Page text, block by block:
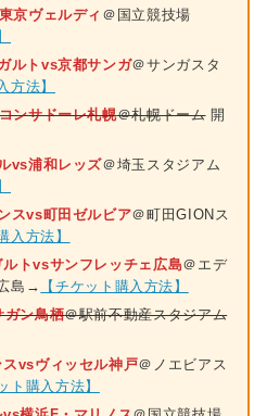
京ヴェルディ ＠国立競技場
ルトvs京都サンガ＠サンガスタ
方法】
ンサドーレ札幌＠札幌ドーム開
vs浦和レッズ＠埼玉スタジアム
スvs町田ゼルビア＠町田GIONス
入方法】
トvsサンフレッチェ広島＠エデ
島→
【チケット購入方法】
ガン鳥栖＠駅前不動産スタジアム
vsヴィッセル神戸＠ノエビアス
ト購入方法】